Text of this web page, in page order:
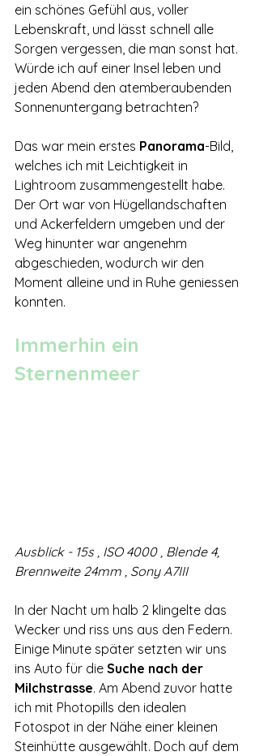
ein schönes Gefühl aus, voller
Lebenskraft, und lässt schnell alle
Sorgen vergessen, die man sonst hat.
Würde ich auf einer Insel leben und
jeden Abend den atemberaubenden
Sonnenuntergang betrachten?
Das war mein erstes Panorama-Bild,
welches ich mit Leichtigkeit in
Lightroom zusammengestellt habe.
Der Ort war von Hügellandschaften
und Ackerfeldern umgeben und der
Weg hinunter war angenehm
abgeschieden, wodurch wir den
Moment alleine und in Ruhe geniessen
konnten.
Immerhin ein
Sternenmeer
Ausblick - 15s , ISO 4000 , Blende 4,
Brennweite 24mm , Sony A7III
In der Nacht um halb 2 klingelte das
Wecker und riss uns aus den Federn.
Einige Minute später setzten wir uns
ins Auto für die Suche nach der
Milchstrasse. Am Abend zuvor hatte
ich mit Photopills den idealen
Fotospot in der Nähe einer kleinen
Steinhütte ausgewählt. Doch auf dem